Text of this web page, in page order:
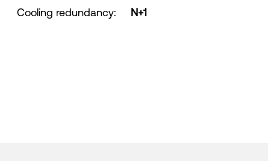
Cooling redundancy: N+1